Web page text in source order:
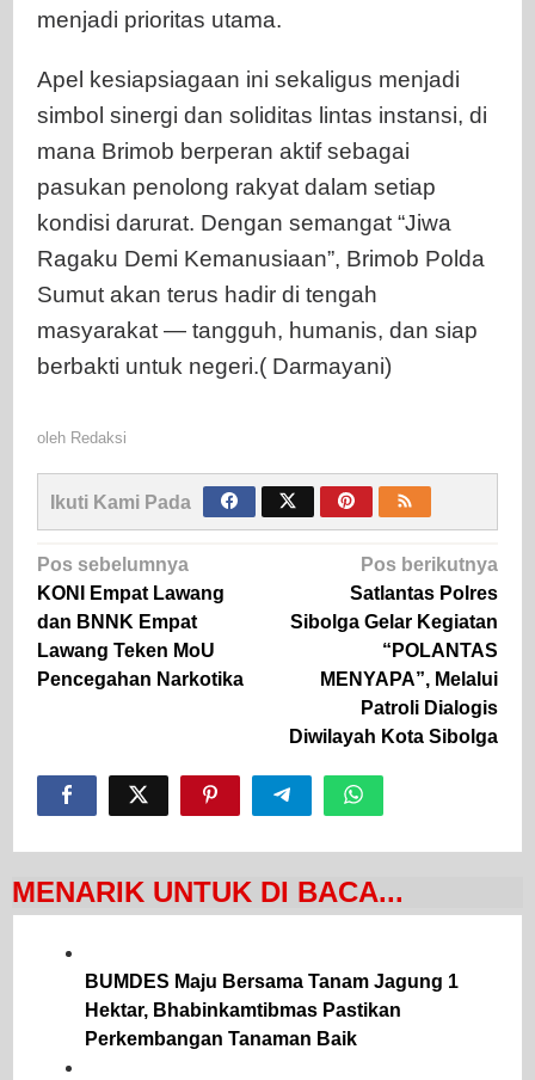
menjadi prioritas utama.
Apel kesiapsiagaan ini sekaligus menjadi
simbol sinergi dan soliditas lintas instansi, di
mana Brimob berperan aktif sebagai
pasukan penolong rakyat dalam setiap
kondisi darurat. Dengan semangat “Jiwa
Ragaku Demi Kemanusiaan”, Brimob Polda
Sumut akan terus hadir di tengah
masyarakat — tangguh, humanis, dan siap
berbakti untuk negeri.( Darmayani)
oleh Redaksi
Ikuti Kami Pada
Navigasi
pos
Pos sebelumnya
KONI Empat Lawang
dan BNNK Empat
Lawang Teken MoU
Pencegahan Narkotika
Pos berikutnya
Satlantas Polres
Sibolga Gelar Kegiatan
“POLANTAS
MENYAPA”, Melalui
Patroli Dialogis
Diwilayah Kota Sibolga
MENARIK UNTUK DI BACA...
BUMDES Maju Bersama Tanam Jagung 1
Hektar, Bhabinkamtibmas Pastikan
Perkembangan Tanaman Baik